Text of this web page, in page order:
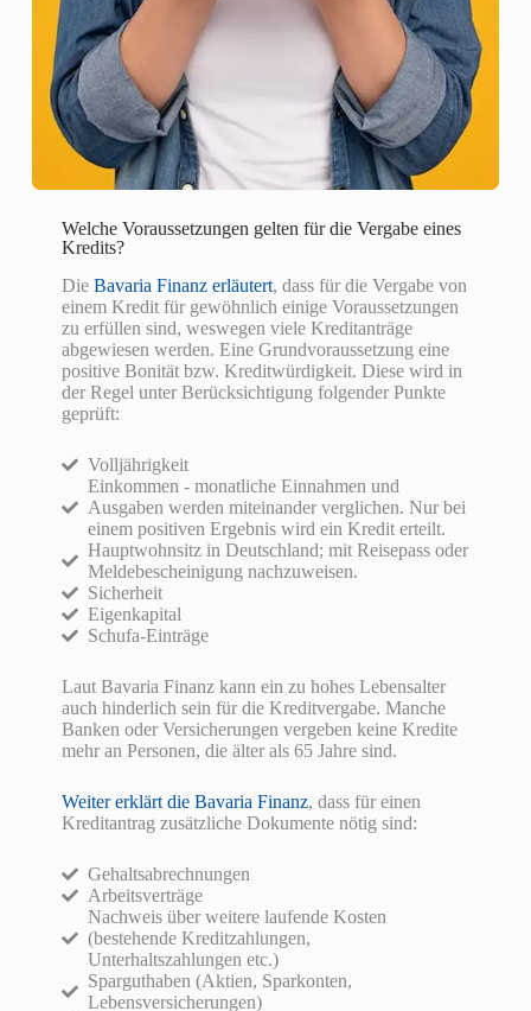
Welche Voraussetzungen gelten für die Vergabe eines
Kredits?
Die Bavaria Finanz erläutert, dass für die Vergabe von
einem Kredit für gewöhnlich einige Voraussetzungen
zu erfüllen sind, weswegen viele Kreditanträge
abgewiesen werden. Eine Grundvoraussetzung eine
positive Bonität bzw. Kreditwürdigkeit. Diese wird in
der Regel unter Berücksichtigung folgender Punkte
geprüft:
Volljährigkeit
Einkommen - monatliche Einnahmen und
Ausgaben werden miteinander verglichen. Nur bei
einem positiven Ergebnis wird ein Kredit erteilt.
Hauptwohnsitz in Deutschland; mit Reisepass oder
Meldebescheinigung nachzuweisen.
Sicherheit
Eigenkapital
Schufa-Einträge
Laut Bavaria Finanz kann ein zu hohes Lebensalter
auch hinderlich sein für die Kreditvergabe. Manche
Banken oder Versicherungen vergeben keine Kredite
mehr an Personen, die älter als 65 Jahre sind.
Weiter erklärt die Bavaria Finanz, dass für einen
Kreditantrag zusätzliche Dokumente nötig sind:
Gehaltsabrechnungen
Arbeitsverträge
Nachweis über weitere laufende Kosten
(bestehende Kreditzahlungen,
Unterhaltszahlungen etc.)
Sparguthaben (Aktien, Sparkonten,
Lebensversicherungen)